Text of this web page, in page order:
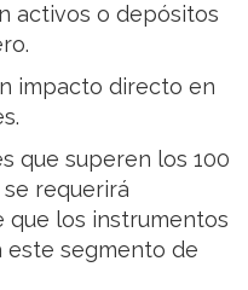
activos o depósitos
impacto directo en
que superen los 100
requerirá
los instrumentos
este segmento de